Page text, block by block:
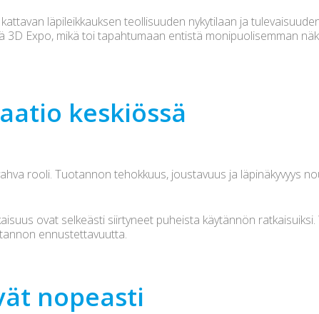
läpileikkauksen teollisuuden nykytilaan ja
Expo, mikä toi tapahtumaan entistä monipuolisemman
keskiössä
rooli. Tuotannon tehokkuus, joustavuus ja läpinäkyvyys
ovat selkeästi siirtyneet puheista käytännön ratkaisuiksi.
ennustettavuutta.
nopeasti